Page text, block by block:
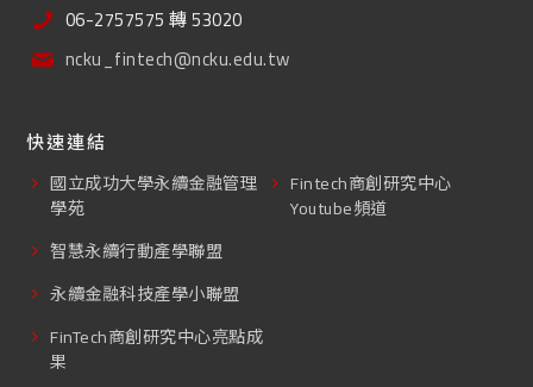
06-2757575 轉 53020
ncku_fintech@ncku.edu.tw
快速連結
國立成功大學永續金融管理
學苑
智慧永續行動產學聯盟
永續金融科技產學小聯盟
FinTech商創研究中心亮點成
果
Fintech商創研究中心
Youtube頻道